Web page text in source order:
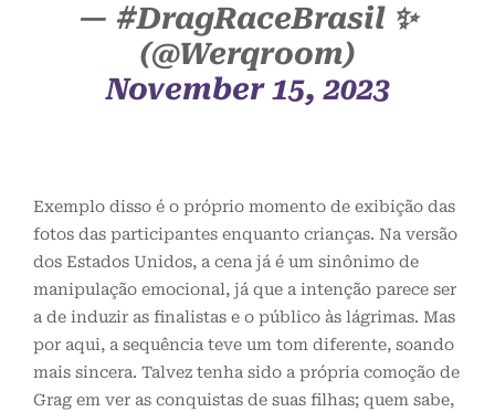
— #DragRaceBrasil ✨️
(@Werqroom)
November 15, 2023
Exemplo disso é o próprio momento de exibição das
fotos das participantes enquanto crianças. Na versão
dos Estados Unidos, a cena já é um sinônimo de
manipulação emocional, já que a intenção parece ser
a de induzir as finalistas e o público às lágrimas. Mas
por aqui, a sequência teve um tom diferente, soando
mais sincera. Talvez tenha sido a própria comoção de
Grag em ver as conquistas de suas filhas; quem sabe,